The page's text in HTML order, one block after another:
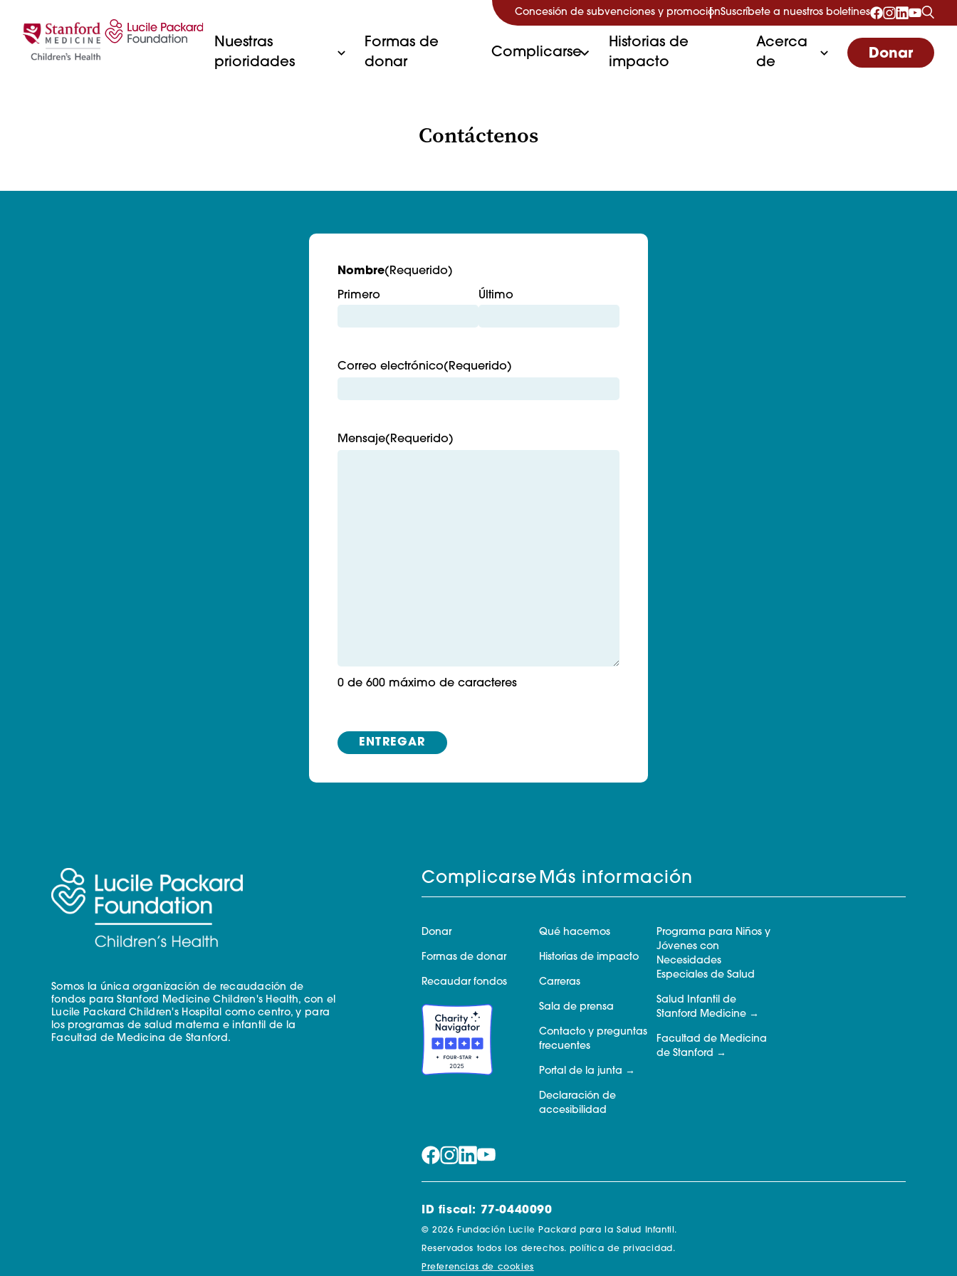
Concesión de subvenciones y promociónSuscríbete a nuestros boletines
Nuestras
prioridades
Formas de
donar
Complicarse
Historias de
impacto
Acerca
de
Donar
Contáctenos
Nombre(Requerido)
Primero Último
Correo electrónico(Requerido)
Mensaje(Requerido)
0 de 600 máximo de caracteres
Somos la única organización de recaudación de
fondos para Stanford Medicine Children's Health, con el
Lucile Packard Children's Hospital como centro, y para
los programas de salud materna e infantil de la
Facultad de Medicina de Stanford.
Complicarse
Donar
Formas de donar
Recaudar fondos
Más información
Qué hacemos
Historias de impacto
Carreras
Sala de prensa
Contacto y preguntas
frecuentes
Portal de la junta
Declaración de
accesibilidad
Programa para Niños y
Jóvenes con
Necesidades
Especiales de Salud
Salud Infantil de
Stanford Medicine
Facultad de Medicina
de Stanford
ID fiscal: 77-0440090
© 2026 Fundación Lucile Packard para la Salud Infantil.
Reservados todos los derechos. política de privacidad.
Preferencias de cookies